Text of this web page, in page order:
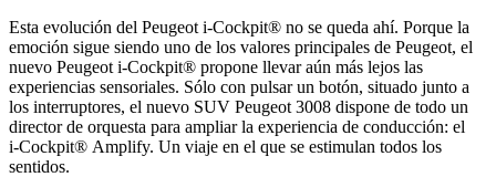
Esta evolución del Peugeot i-Cockpit® no se queda ahí. Porque la
emoción sigue siendo uno de los valores principales de Peugeot, el
nuevo Peugeot i-Cockpit® propone llevar aún más lejos las
experiencias sensoriales. Sólo con pulsar un botón, situado junto a
los interruptores, el nuevo SUV Peugeot 3008 dispone de todo un
director de orquesta para ampliar la experiencia de conducción: el
i‑Cockpit® Amplify. Un viaje en el que se estimulan todos los
sentidos.